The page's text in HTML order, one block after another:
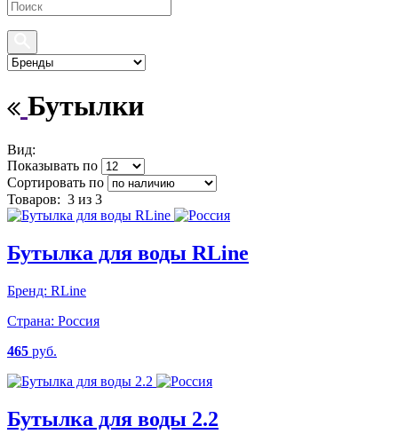
Бутылки
Вид:
Показывать по
Сортировать по
Товаров: 3 из 3
Бутылка для воды RLine
Бренд: RLine
Страна: Россия
465 руб.
Бутылка для воды 2.2